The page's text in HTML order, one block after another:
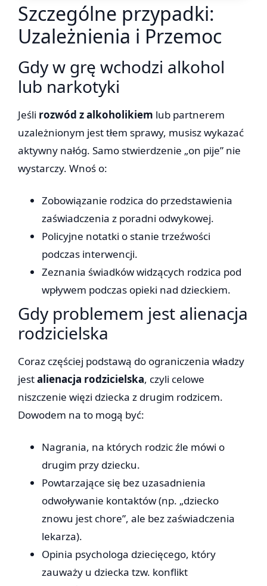
Szczególne przypadki:
Uzależnienia i Przemoc
Gdy w grę wchodzi alkohol
lub narkotyki
Jeśli rozwód z alkoholikiem lub partnerem
uzależnionym jest tłem sprawy, musisz wykazać
aktywny nałóg. Samo stwierdzenie „on pije” nie
wystarczy. Wnoś o:
Zobowiązanie rodzica do przedstawienia
zaświadczenia z poradni odwykowej.
Policyjne notatki o stanie trzeźwości
podczas interwencji.
Zeznania świadków widzących rodzica pod
wpływem podczas opieki nad dzieckiem.
Gdy problemem jest alienacja
rodzicielska
Coraz częściej podstawą do ograniczenia władzy
jestalienacja rodzicielska, czyli celowe
niszczenie więzi dziecka z drugim rodzicem.
Dowodem na to mogą być:
Nagrania, na których rodzic źle mówi o
drugim przy dziecku.
Powtarzające się bez uzasadnienia
odwoływanie kontaktów (np. „dziecko
znowu jest chore”, ale bez zaświadczenia
lekarza).
Opinia psychologa dziecięcego, który
zauważy u dziecka tzw. konflikt